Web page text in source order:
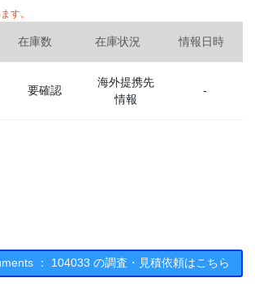
す。
在庫数 在庫状況 情報日時
要確認
海外提携先
情報
-
： 104033 の調査・見積依頼はこちら